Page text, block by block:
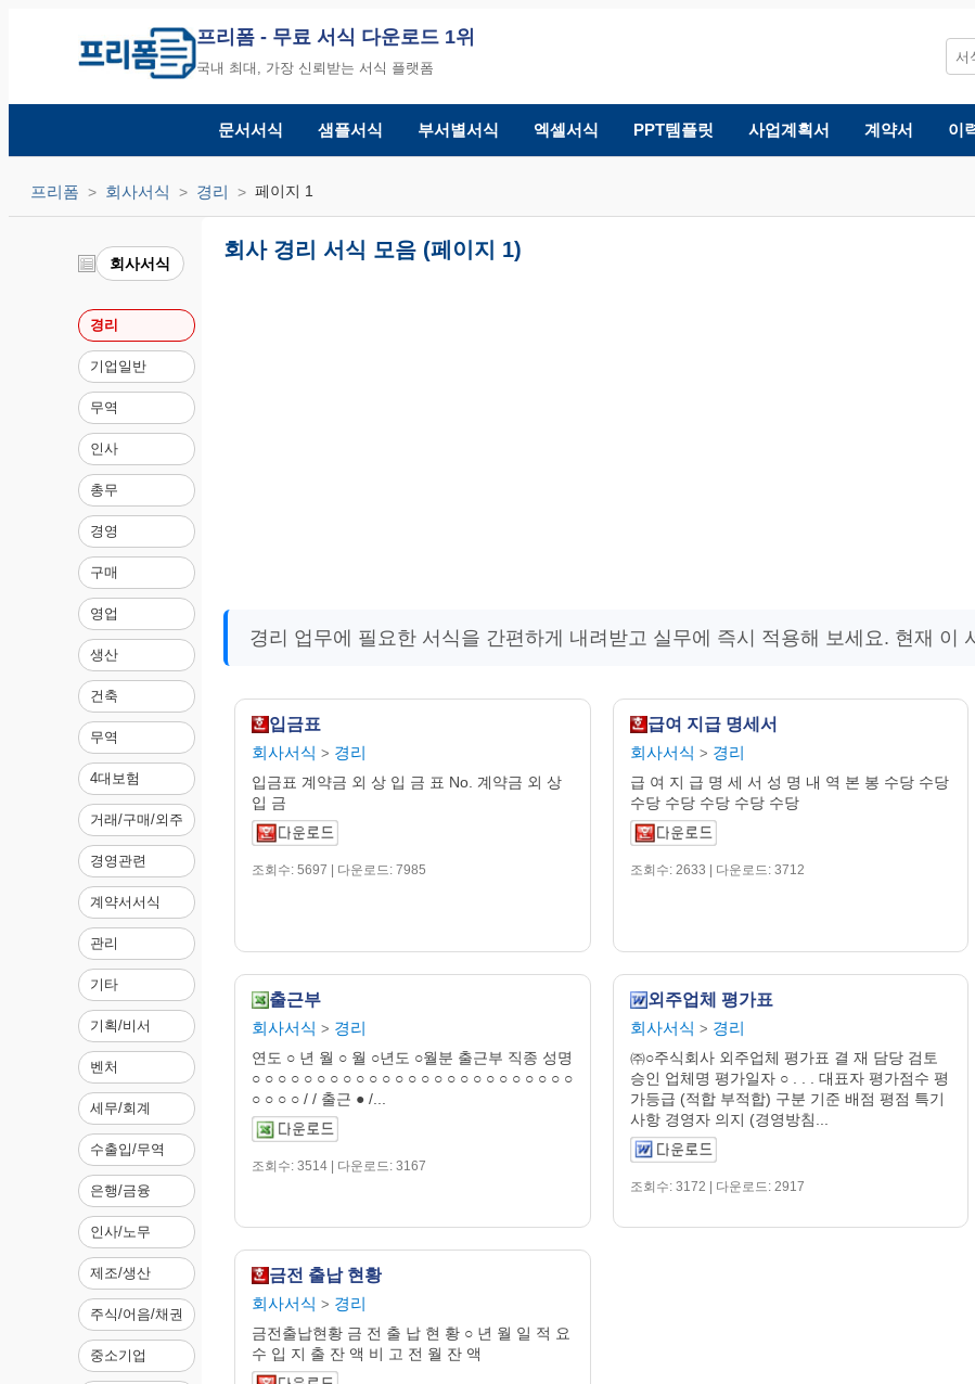
프리폼 - 무료 서식 다운로드 1위
국내 최대, 가장 신뢰받는 서식 플랫폼
문서서식 샘플서식 부서별서식 엑셀서식 PPT템플릿 사업계획서 계약서 이
프리폼 회사서식 경리 페이지 1
회사서식
경리
기업일반
무역
인사
총무
경영
구매
영업
생산
건축
무역
4대보험
거래/구매/외주
경영관련
계약서서식
관리
기타
기획/비서
벤처
세무/회계
수출입/무역
은행/금융
인사/노무
제조/생산
주식/어음/채권
중소기업
회사 경리 서식 모음 (페이지 1)
경리 업무에 필요한 서식을 간편하게 내려받고 실무에 즉시 적용해 보세요. 현재 이
입금표
회사서식 > 경리
입금표 계약금 외 상 입 금 표 No. 계약금 외 상
입 금
조회수: 5697 | 다운로드: 7985
급여 지급 명세서
회사서식 > 경리
급 여 지 급 명 세 서 성 명 내 역 본 봉 수당 수당
수당 수당 수당 수당 수당
조회수: 2633 | 다운로드: 3712
출근부
회사서식 > 경리
연도 ○ 년 월 ○ 월 ○년도 ○월분 출근부 직종 성명
○ ○ ○ ○ ○ ○ ○ ○ ○ ○ ○ ○ ○ ○ ○ ○ ○ ○ ○ ○ ○ ○ ○ ○ ○
○ ○ ○ ○ / / 출근 ● /...
조회수: 3514 | 다운로드: 3167
외주업체 평가표
회사서식 > 경리
㈜○주식회사 외주업체 평가표 결 재 담당 검토
승인 업체명 평가일자 ○ . . . 대표자 평가점수 평
가등급 (적합 부적합) 구분 기준 배점 평점 특기
사항 경영자 의지 (경영방침...
조회수: 3172 | 다운로드: 2917
금전 출납 현황
회사서식 > 경리
금전출납현황 금 전 출 납 현 황 ○ 년 월 일 적 요
수 입 지 출 잔 액 비 고 전 월 잔 액